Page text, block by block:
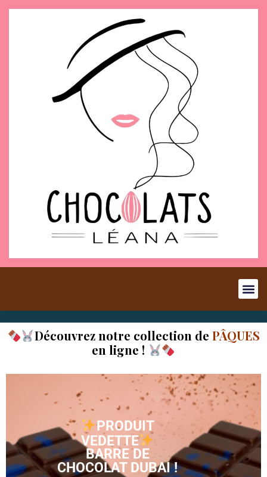
Découvrez notre collection de PÂQUES
en ligne !
PRODUIT
VEDETTE
BARRE DE
CHOCOLAT DUBAI !